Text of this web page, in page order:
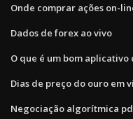
Onde comprar ações on-
Dados de forex ao vivo
O que é um bom aplicativo
Dias de preço do ouro em
Negociação algorítmica